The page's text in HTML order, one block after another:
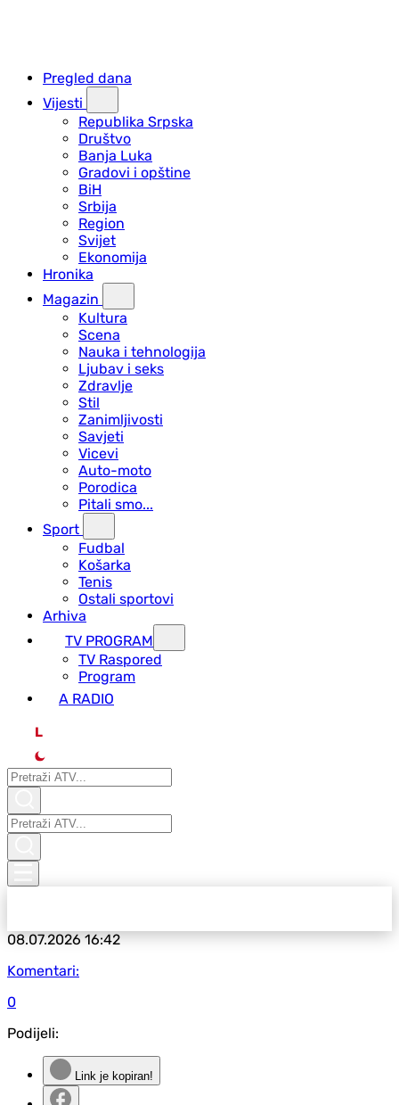
Pregled dana
Vijesti
Republika Srpska
Društvo
Banja Luka
Gradovi i opštine
BiH
Srbija
Region
Svijet
Ekonomija
Hronika
Magazin
Kultura
Scena
Nauka i tehnologija
Ljubav i seks
Zdravlje
Stil
Zanimljivosti
Savjeti
Vicevi
Auto-moto
Porodica
Pitali smo...
Sport
Fudbal
Košarka
Tenis
Ostali sportovi
Arhiva
TV PROGRAM
ТV Raspored
Program
A RADIO
L
08.07.202616:42
Komentari:
0
Podijeli:
Link je kopiran!